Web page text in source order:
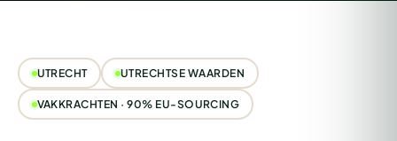
UTRECHT UTRECHTSE WAARDEN
VAKKRACHTEN · 90% EU-SOURCING